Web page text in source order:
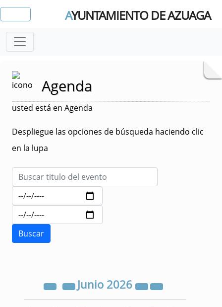
AYUNTAMIENTO DE AZUAGA
Agenda
usted está en Agenda
Despliegue las opciones de búsqueda haciendo clic
en la lupa
Junio 2026